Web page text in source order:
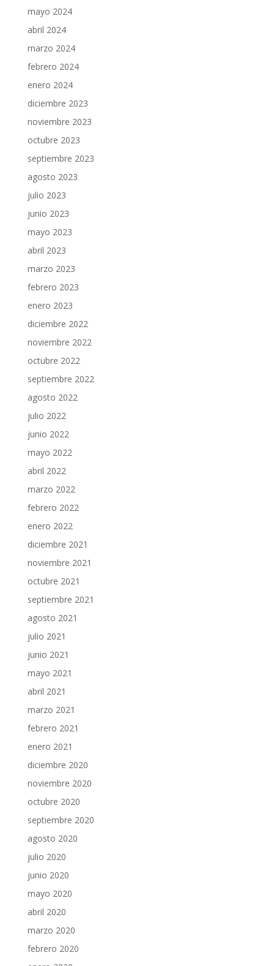
mayo 2024
abril 2024
marzo 2024
febrero 2024
enero 2024
diciembre 2023
noviembre 2023
octubre 2023
septiembre 2023
agosto 2023
julio 2023
junio 2023
mayo 2023
abril 2023
marzo 2023
febrero 2023
enero 2023
diciembre 2022
noviembre 2022
octubre 2022
septiembre 2022
agosto 2022
julio 2022
junio 2022
mayo 2022
abril 2022
marzo 2022
febrero 2022
enero 2022
diciembre 2021
noviembre 2021
octubre 2021
septiembre 2021
agosto 2021
julio 2021
junio 2021
mayo 2021
abril 2021
marzo 2021
febrero 2021
enero 2021
diciembre 2020
noviembre 2020
octubre 2020
septiembre 2020
agosto 2020
julio 2020
junio 2020
mayo 2020
abril 2020
marzo 2020
febrero 2020